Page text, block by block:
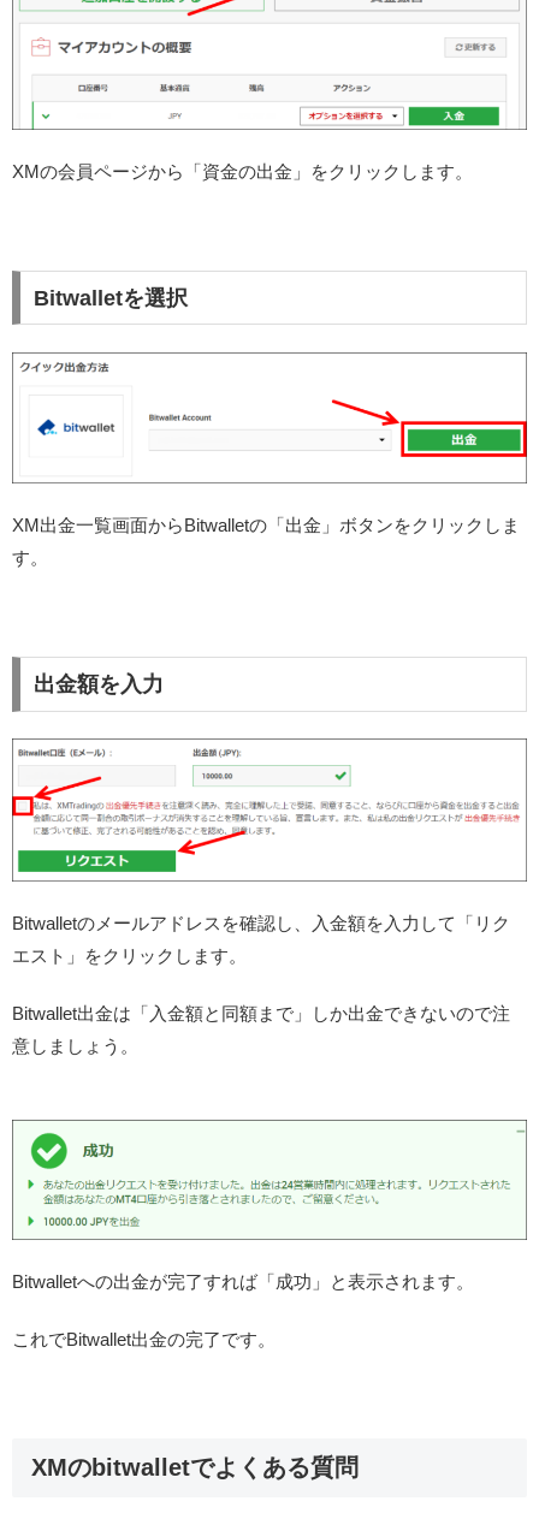
XMの会員ページから「資金の出金」をクリックします。
Bitwalletを選択
XM出金一覧画面からBitwalletの「出金」ボタンをクリックしま
す。
出金額を入力
Bitwalletのメールアドレスを確認し、入金額を入力して「リク
エスト」をクリックします。
Bitwallet出金は「入金額と同額まで」しか出金できないので注
意しましょう。
Bitwalletへの出金が完了すれば「成功」と表示されます。
これでBitwallet出金の完了です。
XMのbitwalletでよくある質問